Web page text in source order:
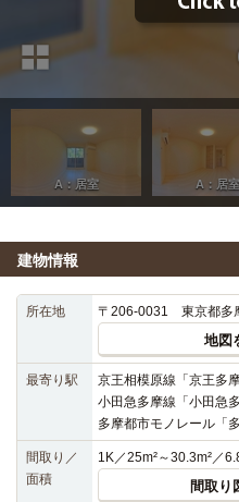
建物情報
所在地 〒206-0031 東京都多
地図
最寄り駅
京王相模原線「京王多
小田急多摩線「小田急
多摩都市モノレール「
間取り／
面積
1K／25m²～30.3m²／
間取り